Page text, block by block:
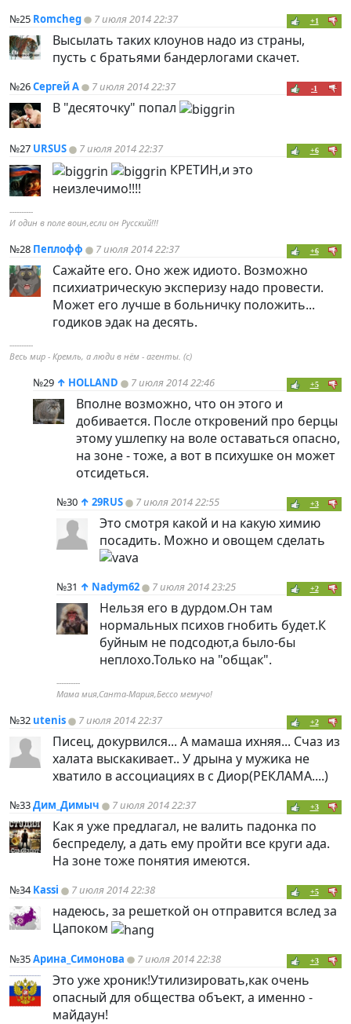
№25 Romcheg 7 июля 2014 22:37 +1
Высылать таких клоунов надо из страны,
пусть с братьями бандерлогами скачет.
№26Сергей А 7 июля 2014 22:37 -1
В "десяточку" попал
№27 URSUS 7 июля 2014 22:37 +6
КРЕТИН,и это
неизлечимо!!!!
----------
И один в поле воин,если он Русский!!!
№28 Пеплофф 7 июля 2014 22:37 +6
Сажайте его. Оно жеж идиото. Возможно
психиатрическую эксперизу надо провести.
Может его лучше в больничку положить...
годиков эдак на десять.
----------
Весь мир - Кремль, а люди в нём - агенты. (с)
№29 ↑ HOLLAND 7 июля 2014 22:46 +5
Вполне возможно, что он этого и
добивается. После откровений про берцы
этому ушлепку на воле оставаться опасно,
на зоне - тоже, а вот в психушке он может
отсидеться.
№30 ↑ 29RUS 7 июля 2014 22:55 +3
Это смотря какой и на какую химию
посадить. Можно и овощем сделать
№31 ↑ Nadym62 7 июля 2014 23:25 +2
Нельзя его в дурдом.Он там
нормальных психов гнобить будет.К
буйным не подсодют,а было-бы
неплохо.Только на "общак".
----------
Мама мия,Санта-Мария,Бессо мемучо!
№32 utenis 7 июля 2014 22:37 +2
Писец, докурвился... А мамаша ихняя... Счаз из
халата выскакивает.. У дрына у мужика не
хватило в ассоциациях в с Диор(РЕКЛАМА....)
№33Дим_Димыч 7 июля 2014 22:37 +3
Как я уже предлагал, не валить падонка по
беспределу, а дать ему пройти все круги ада.
На зоне тоже понятия имеются.
№34Kassi 7 июля 2014 22:38 +5
надеюсь, за решеткой он отправится вслед за
Цапоком
№35Арина_Симонова 7 июля 2014 22:38 +3
Это уже хроник!Утилизировать,как очень
опасный для общества объект, а именно -
майдаун!